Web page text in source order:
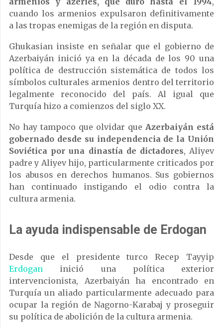
cuando los armenios expulsaron definitivamente
a las tropas enemigas de la región en disputa.
Ghukasian insiste en señalar que el gobierno de
Azerbaiyán inició ya en la década de los 90 una
política de destrucción sistemática de todos los
símbolos culturales armenios dentro del territorio
legalmente reconocido del país. Al igual que
Turquía hizo a comienzos del siglo XX.
No hay tampoco que olvidar que Azerbaiyán está
gobernado desde su independencia de la Unión
Soviética por una dinastía de dictadores, Aliyev
padre y Aliyev hijo, particularmente criticados por
los abusos en derechos humanos. Sus gobiernos
han continuado instigando el odio contra la
cultura armenia.
La ayuda indispensable de Erdogan
Desde que el presidente turco Recep Tayyip
Erdogan inició una política exterior
intervencionista, Azerbaiyán ha encontrado en
Turquía un aliado particularmente adecuado para
ocupar la región de Nagorno-Karabaj y proseguir
su política de abolición de la cultura armenia.